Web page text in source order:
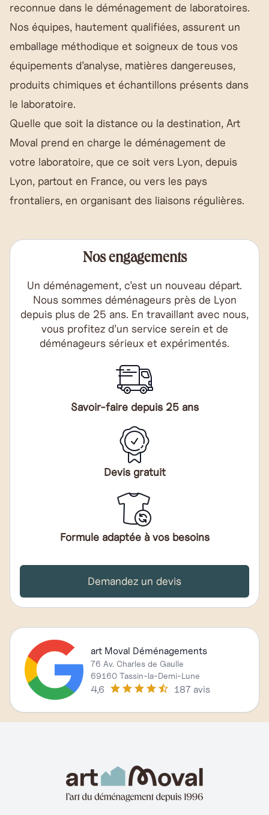
reconnue dans le déménagement de laboratoires.
Nos équipes, hautement qualifiées, assurent un
emballage méthodique et soigneux de tous vos
équipements d’analyse, matières dangereuses,
produits chimiques et échantillons présents dans
le laboratoire.
Quelle que soit la distance ou la destination, Art
Moval prend en charge le déménagement de
votre laboratoire, que ce soit vers Lyon, depuis
Lyon, partout en France, ou vers les pays
frontaliers, en organisant des liaisons régulières.
Nos engagements
Un déménagement, c’est un nouveau départ.
Nous sommes déménageurs près de Lyon
depuis plus de 25 ans. En travaillant avec nous,
vous profitez d’un service serein et de
déménageurs sérieux et expérimentés.
Savoir-faire depuis 25 ans
Devis gratuit
Formule adaptée à vos besoins
Demandez un devis
art Moval Déménagements
76 Av. Charles de Gaulle
69160 Tassin-la-Demi-Lune
4,6 187 avis